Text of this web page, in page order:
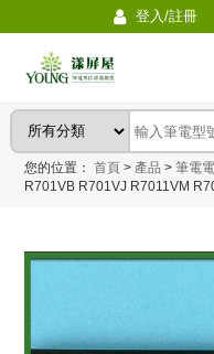
登入/註冊
您的位置：首頁 > 產品 > 筆電
R701VB R701VJ R7011VM